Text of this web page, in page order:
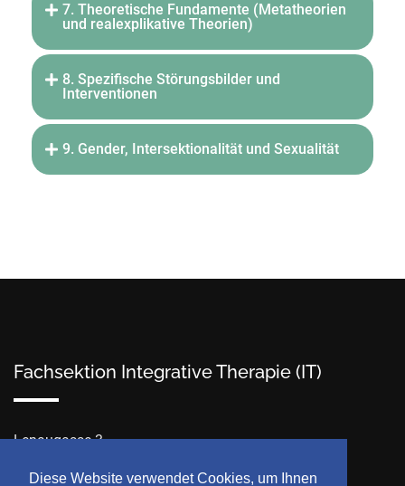
7. Theoretische Fundamente (Metatheorien
und realexplikative Theorien)
8. Spezifische Störungsbilder und
Interventionen
9. Gender, Intersektionalität und Sexualität
Fachsektion Integrative Therapie (IT)
Lenaugasse 3
Diese Website verwendet Cookies, um Ihnen